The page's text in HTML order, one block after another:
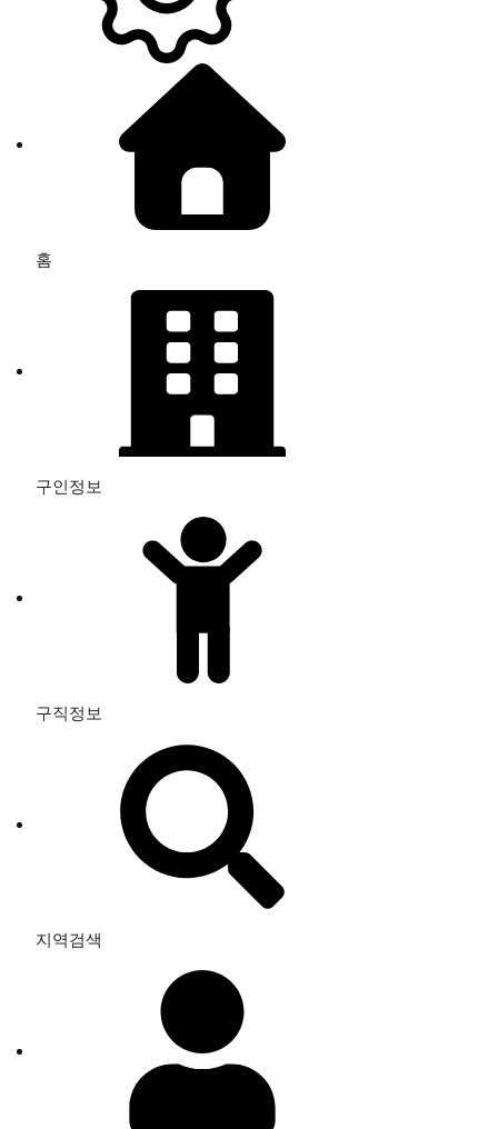
홈
구인정보
구직정보
지역검색